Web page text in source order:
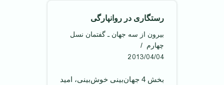
رستگاری در روانپارگی
بیرون از سه جهان ـ گفتمان نسل
چهارم
2013/04/04
بخش 4 جهان‌بینی خوش‌بینی، امید